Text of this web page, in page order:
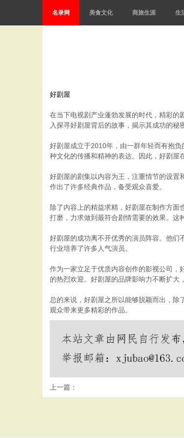
名录网 美食文化 商旅生涯 生
好剧屋
在当下电视剧产业蓬勃发展的时代，精彩的
入探寻好剧屋背后的故事，揭示其成功的秘
好剧屋成立于2010年，由一群年轻而有抱
种文化的传播和精神的表达。因此，好剧屋
好剧屋的剧集以内容为王，注重情节的设置
作出了许多经典作品，备受观众喜爱。
除了内容上的精益求精，好剧屋在制作方
打磨，力求做到最符合剧情需要的效果。这
好剧屋的成功离不开优秀的演员阵容。他们
行业培养了许多人气演员。
作为一家立足于优质内容创作的影视公司，
的热烈欢迎。好剧屋的品牌影响力不断扩大
总的来说，好剧屋之所以能够脱颖而出，
观众带来更多精彩的作品。
上一篇：